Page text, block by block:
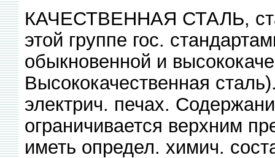
КАЧЕСТВЕННАЯ СТАЛЬ,
этой группе гос.
обыкновенной и
Высококачественная
электрич. печах.
ограничивается верхним
иметь определ. химич.